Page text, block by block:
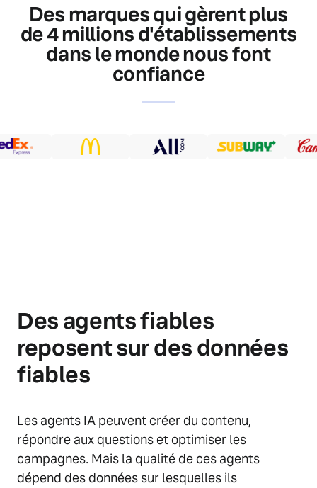
Des marques qui gèrent plus
de 4 millions d'établissements
dans le monde nous font
confiance
Des agents fiables
reposent sur des données
fiables
Les agents IA peuvent créer du contenu,
répondre aux questions et optimiser les
campagnes. Mais la qualité de ces agents
dépend des données sur lesquelles ils